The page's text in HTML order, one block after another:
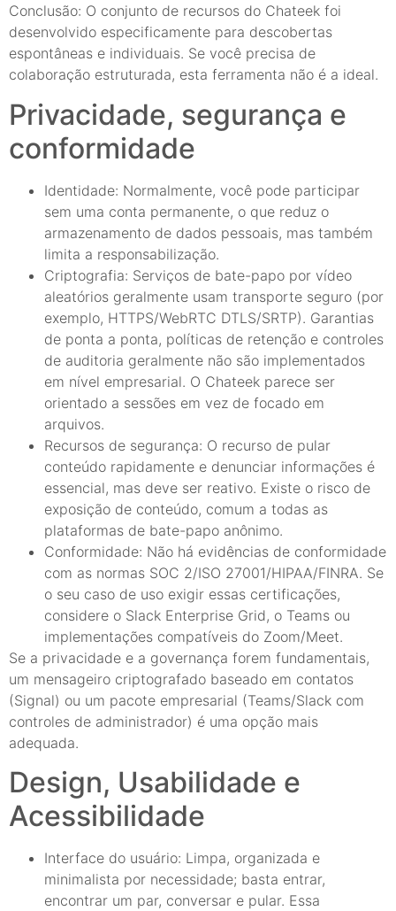
Conclusão: O conjunto de recursos do Chateek foi
desenvolvido especificamente para descobertas
espontâneas e individuais. Se você precisa de
colaboração estruturada, esta ferramenta não é a ideal.
Privacidade, segurança e
conformidade
Identidade: Normalmente, você pode participar
sem uma conta permanente, o que reduz o
armazenamento de dados pessoais, mas também
limita a responsabilização.
Criptografia: Serviços de bate-papo por vídeo
aleatórios geralmente usam transporte seguro (por
exemplo, HTTPS/WebRTC DTLS/SRTP). Garantias
de ponta a ponta, políticas de retenção e controles
de auditoria geralmente não são implementados
em nível empresarial. O Chateek parece ser
orientado a sessões em vez de focado em
arquivos.
Recursos de segurança: O recurso de pular
conteúdo rapidamente e denunciar informações é
essencial, mas deve ser reativo. Existe o risco de
exposição de conteúdo, comum a todas as
plataformas de bate-papo anônimo.
Conformidade: Não há evidências de conformidade
com as normas SOC 2/ISO 27001/HIPAA/FINRA. Se
o seu caso de uso exigir essas certificações,
considere o Slack Enterprise Grid, o Teams ou
implementações compatíveis do Zoom/Meet.
Se a privacidade e a governança forem fundamentais,
um mensageiro criptografado baseado em contatos
(Signal) ou um pacote empresarial (Teams/Slack com
controles de administrador) é uma opção mais
adequada.
Design, Usabilidade e
Acessibilidade
Interface do usuário: Limpa, organizada e
minimalista por necessidade; basta entrar,
encontrar um par, conversar e pular. Essa